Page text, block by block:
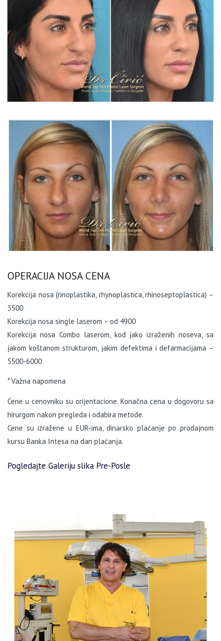
OPERACIJA NOSA CENA
Korekcija nosa (rinoplastika, rhynoplastica, rhinoseptoplastica) –
3500
Korekcija nosa single laserom – od 4900
Korekcija nosa Combo laserom, kod jako izraženih noseva, sa
jakom koštanom strukturom, jakim defektima i defarmacijama –
5500-6000
* Važna napomena
Cene u cenovniku su orijentacione. Konačna cena u dogovoru sa
hirurgom nakon pregleda i odabira metode.
Cene su izražene u EUR-ima, dinarsko plaćanje po prodajnom
kursu Banka Intesa na dan plaćanja.
Pogledajte Galeriju slika Pre-Posle